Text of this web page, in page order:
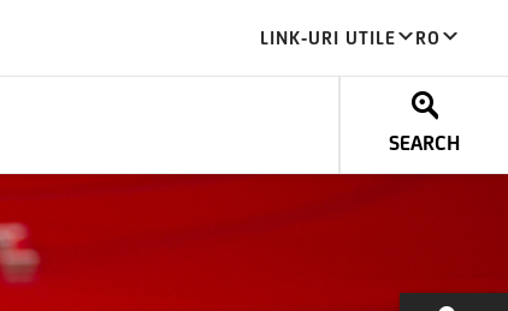
LINK-URI UTILE RO
SEARCH